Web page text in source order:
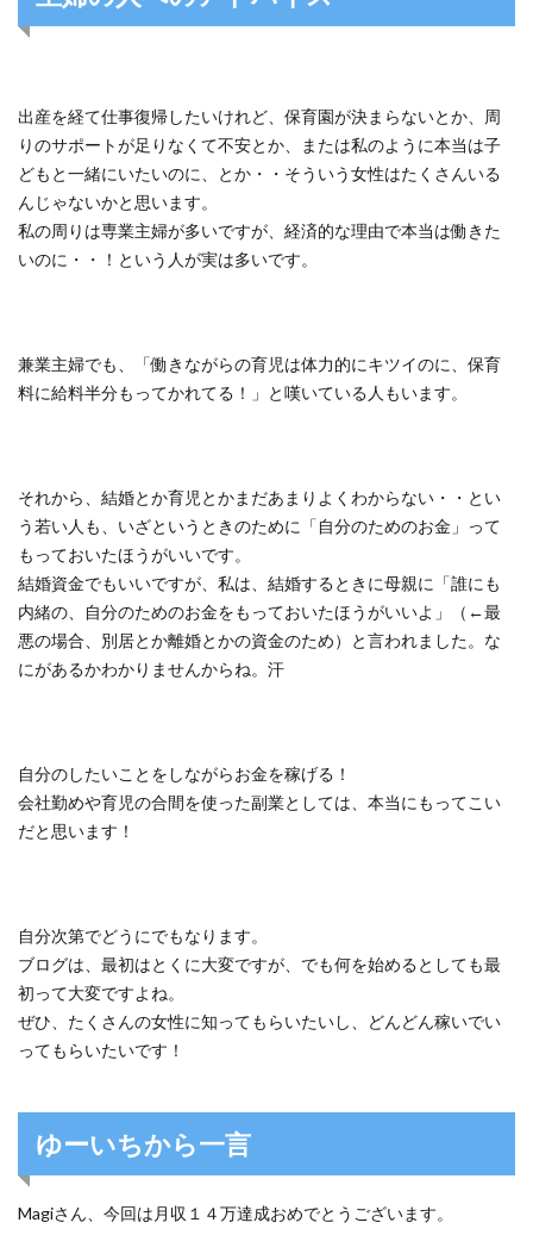
出産を経て仕事復帰したいけれど、保育園が決まらないとか、周
りのサポートが足りなくて不安とか、または私のように本当は子
どもと一緒にいたいのに、とか・・そういう女性はたくさんいる
んじゃないかと思います。
私の周りは専業主婦が多いですが、経済的な理由で本当は働きた
いのに・・！という人が実は多いです。
兼業主婦でも、「働きながらの育児は体力的にキツイのに、保育
料に給料半分もってかれてる！」と嘆いている人もいます。
それから、結婚とか育児とかまだあまりよくわからない・・とい
う若い人も、いざというときのために「自分のためのお金」って
もっておいたほうがいいです。
結婚資金でもいいですが、私は、結婚するときに母親に「誰にも
内緒の、自分のためのお金をもっておいたほうがいいよ」（←最
悪の場合、別居とか離婚とかの資金のため）と言われました。な
にがあるかわかりませんからね。汗
自分のしたいことをしながらお金を稼げる！
会社勤めや育児の合間を使った副業としては、本当にもってこい
だと思います！
自分次第でどうにでもなります。
ブログは、最初はとくに大変ですが、でも何を始めるとしても最
初って大変ですよね。
ぜひ、たくさんの女性に知ってもらいたいし、どんどん稼いでい
ってもらいたいです！
ゆーいちから一言
Magiさん、今回は月収１４万達成おめでとうございます。